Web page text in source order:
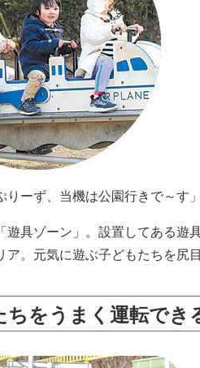
りーず、当機は公園行きで～す」
遊具ゾーン」。設置してある遊
ア。元気に遊ぶ子どもたちを尻
ちをうまく運転でき